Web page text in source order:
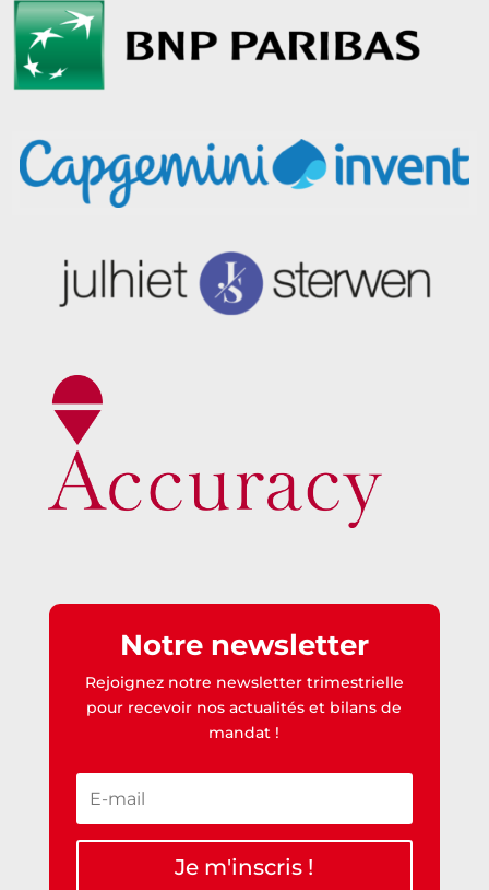
Notre newsletter
Rejoignez notre newsletter trimestrielle
pour recevoir nos actualités et bilans de
mandat !
Je m'inscris !